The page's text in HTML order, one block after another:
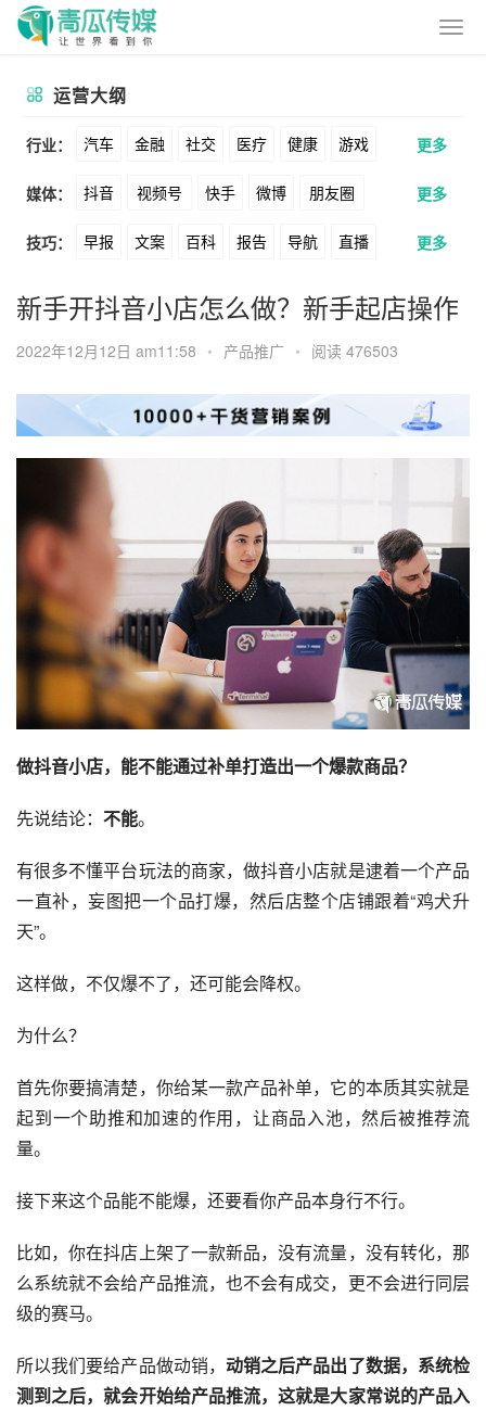
运营大纲
行业： 汽车 金融 社交 医疗 健康 游戏
动漫 美妆 美食 家装 教育 婚纱
酒旅 母婴 宠物 文娱 跨境 科技
广告 元宇宙 房地产
更多
媒体： 抖音 视频号 快手 微博 朋友圈
公众号 B站 小红书 头条 知乎
Soul 360 百度 搜狗 爱奇艺 美柚
美图 最右 神马 谷歌 Facebook
Tiktok YouTube Yahoo Bing
更多
技巧： 早报 文案 百科 报告 导航 直播
卖货 脚本 话术 电商 私域 社群
涨粉 广告 推广 方案 策划 案例
数据 拉新 活动 用户 海外
更多
新手开抖音小店怎么做？新手起店操作
2022年12月12日 am11:58 • 产品推广 • 阅读 476503
做抖音小店，能不能通过补单打造出一个爆款商品？
先说结论： 不能。
有很多不懂平台玩法的商家，做抖音小店就是逮着一个产品
一直补，妄图把一个品打爆，然后店整个店铺跟着“鸡犬升
天”。
这样做，不仅爆不了，还可能会降权。
为什么？
首先你要搞清楚，你给某一款产品补单，它的本质其实就是
起到一个助推和加速的作用，让商品入池，然后被推荐流
量。
接下来这个品能不能爆，还要看你产品本身行不行。
比如，你在抖店上架了一款新品，没有流量，没有转化，那
么系统就不会给产品推流，也不会有成交，更不会进行同层
级的赛马。
所以我们要给产品做动销， 动销之后产品出了数据，系统检
测到之后，就会开始给产品推流，这就是大家常说的产品入